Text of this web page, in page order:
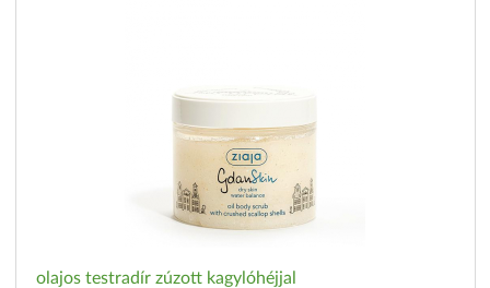
olajos testradír zúzott kagylóhéjjal